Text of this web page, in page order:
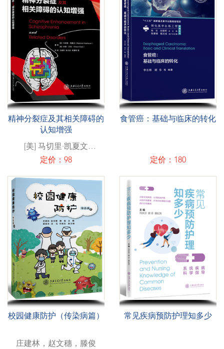
精神分裂症及其相关障碍的
认知增强
[美] 马切里·凯夏文
（Matcheri Keshavan） /
定价：98
食管癌：基础与临床的转化
定价：180
校园健康防护（传染病篇）
庄建林，赵文穗，滕俊
常见疾病预防护理知多少